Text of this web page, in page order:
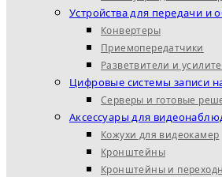
Устройства для передачи и
Конвертеры
Приемопередатчики
Разветвители и
Цифровые системы записи
Серверы и готовые
Аксессуары для
Кожухи для видеокамер
Кронштейны
Кронштейны и